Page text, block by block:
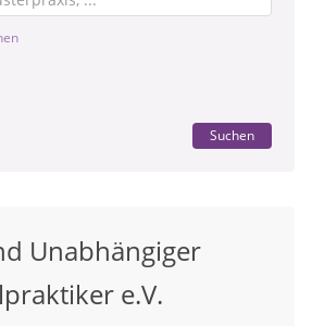
Suchen
Unabhängiger
e.V.